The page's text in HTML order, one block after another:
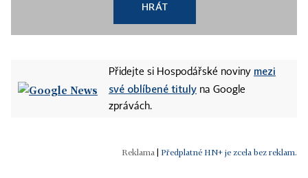
HRÁT
Přidejte si Hospodářské noviny mezi
své oblíbené tituly na Google
zprávách.
Předplatné HN+ je zcela bez reklam.